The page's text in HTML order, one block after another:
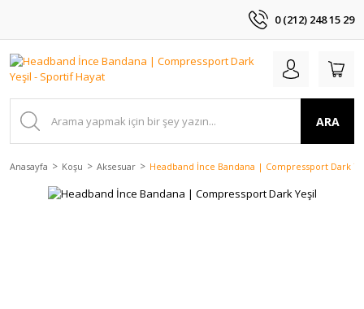
0 (212) 248 15 29
ARA
Anasayfa Koşu Aksesuar Headband İnce Bandana | Compressport Dark